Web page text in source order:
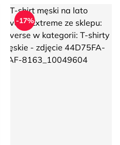
T-shirt męski na lato
-17%